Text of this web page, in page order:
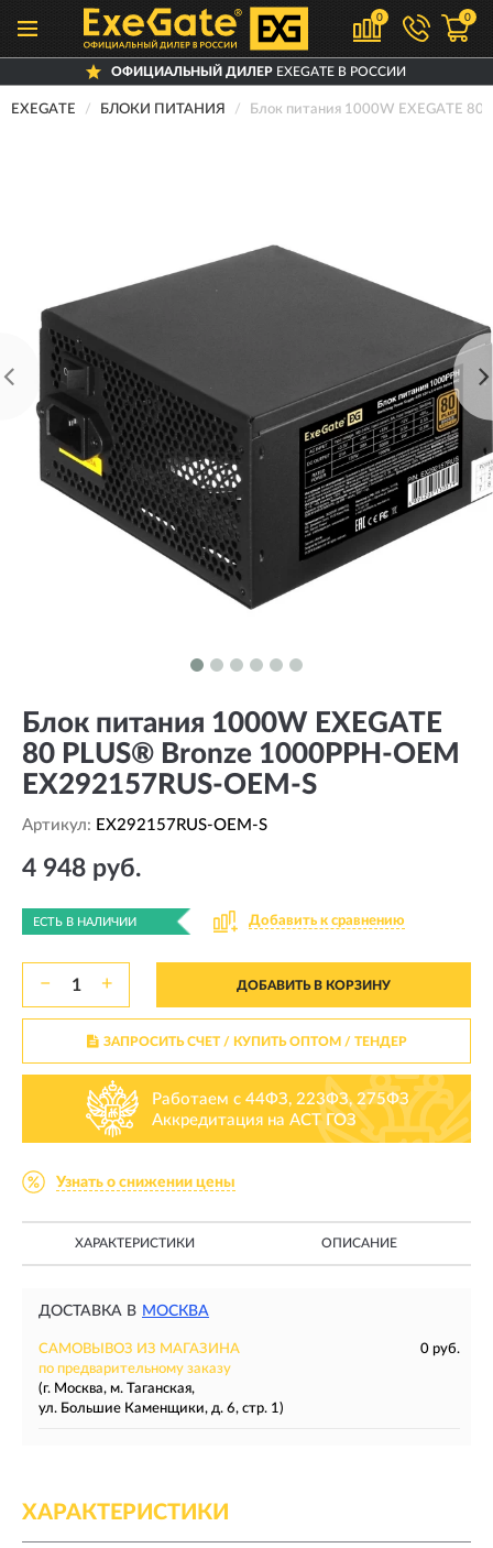
0 0
ОФИЦИАЛЬНЫЙ ДИЛЕРEXEGATE В РОССИИ
EXEGATE БЛОКИ ПИТАНИЯ Блок питания 1000W EXEGATE 80
Блок питания 1000W EXEGATE
80 PLUS® Bronze 1000PPH-OEM
EX292157RUS-OEM-S
Артикул: EX292157RUS-OEM-S
4 948 руб.
ЕСТЬ В НАЛИЧИИ Добавить к сравнению
− + ДОБАВИТЬ В КОРЗИНУ
ЗАПРОСИТЬ СЧЕТ / КУПИТЬ ОПТОМ/ ТЕНДЕР
Работаем с 44ФЗ, 223ФЗ, 275ФЗ
Аккредитация на АСТ ГОЗ
Узнать о снижении цены
ХАРАКТЕРИСТИКИ ОПИСАНИЕ
ДОСТАВКА В МОСКВА
САМОВЫВОЗ ИЗ МАГАЗИНА
0 руб.
по предварительному заказу
(г. Москва, м. Таганская,
ул. Большие Каменщики, д. 6, стр. 1)
ХАРАКТЕРИСТИКИ